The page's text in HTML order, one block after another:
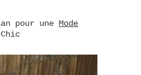
pour une Mode
Chic